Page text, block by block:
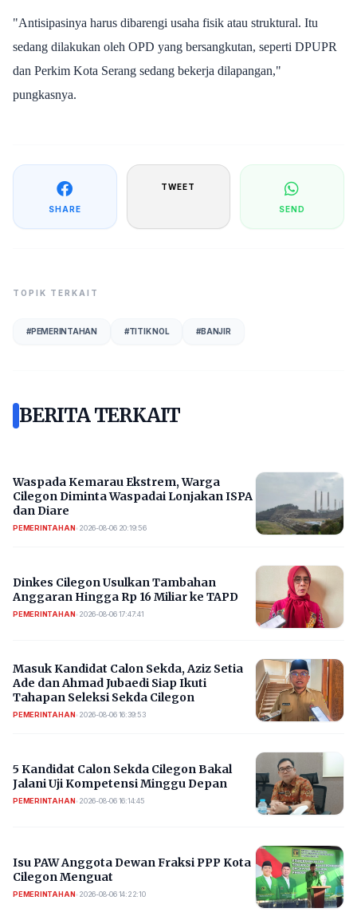
"Antisipasinya harus dibarengi usaha fisik atau struktural. Itu
sedang dilakukan oleh OPD yang bersangkutan, seperti DPUPR
dan Perkim Kota Serang sedang bekerja dilapangan,"
pungkasnya.
SHARE
TWEET
SEND
TOPIK TERKAIT
#PEMERINTAHAN #TITIK NOL #BANJIR
BERITA TERKAIT
Waspada Kemarau Ekstrem, Warga
Cilegon Diminta Waspadai Lonjakan ISPA
dan Diare
PEMERINTAHAN• 2026-08-06 20:19:56
Dinkes Cilegon Usulkan Tambahan
Anggaran Hingga Rp 16 Miliar ke TAPD
PEMERINTAHAN• 2026-08-06 17:47:41
Masuk Kandidat Calon Sekda, Aziz Setia
Ade dan Ahmad Jubaedi Siap Ikuti
Tahapan Seleksi Sekda Cilegon
PEMERINTAHAN• 2026-08-06 16:39:53
5 Kandidat Calon Sekda Cilegon Bakal
Jalani Uji Kompetensi Minggu Depan
PEMERINTAHAN• 2026-08-06 16:14:45
Isu PAW Anggota Dewan Fraksi PPP Kota
Cilegon Menguat
PEMERINTAHAN• 2026-08-06 14:22:10